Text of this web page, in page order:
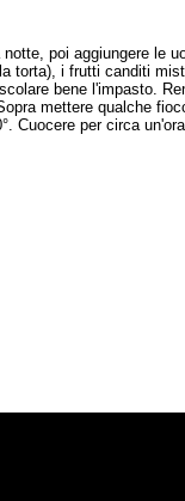
poi aggiungere le
torta), i frutti canditi
bene l'impasto.
mettere qualche
Cuocere per circa